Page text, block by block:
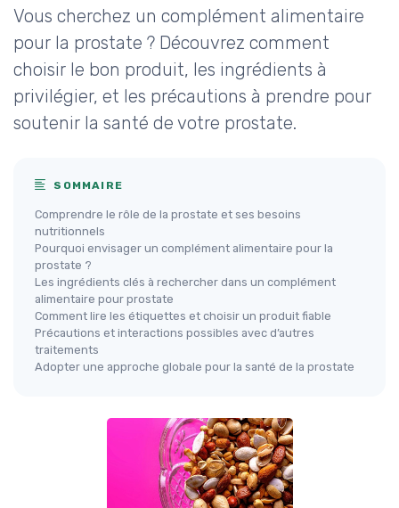
Vous cherchez un complément alimentaire
pour la prostate ? Découvrez comment
choisir le bon produit, les ingrédients à
privilégier, et les précautions à prendre pour
soutenir la santé de votre prostate.
SOMMAIRE
Comprendre le rôle de la prostate et ses besoins
nutritionnels
Pourquoi envisager un complément alimentaire pour la
prostate ?
Les ingrédients clés à rechercher dans un complément
alimentaire pour prostate
Comment lire les étiquettes et choisir un produit fiable
Précautions et interactions possibles avec d’autres
traitements
Adopter une approche globale pour la santé de la prostate